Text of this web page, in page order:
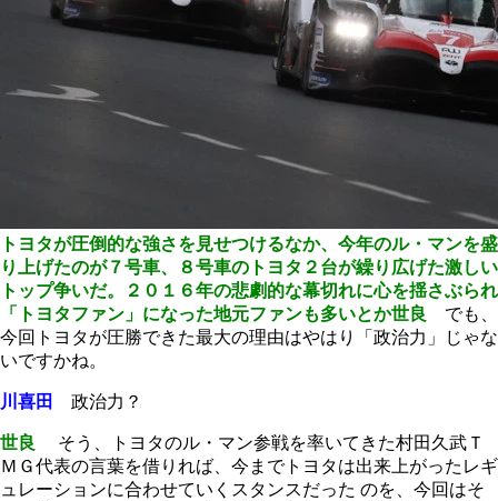
トヨタが圧倒的な強さを見せつけるなか、今年のル・マンを盛
り上げたのが７号車、８号車のトヨタ２台が繰り広げた激しい
トップ争いだ。２０１６年の悲劇的な幕切れに心を揺さぶられ
「トヨタファン」になった地元ファンも多いとか世良
でも、
今回トヨタが圧勝できた最大の理由はやはり「政治力」じゃな
いですかね。
川喜田 政治力？
世良
そう、トヨタのル・マン参戦を率いてきた村田久武Ｔ
ＭＧ代表の言葉を借りれば、今までトヨタは出来上がったレギ
ュレーションに合わせていくスタンスだった のを、今回はそ